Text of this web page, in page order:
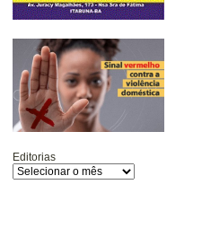
Editorias